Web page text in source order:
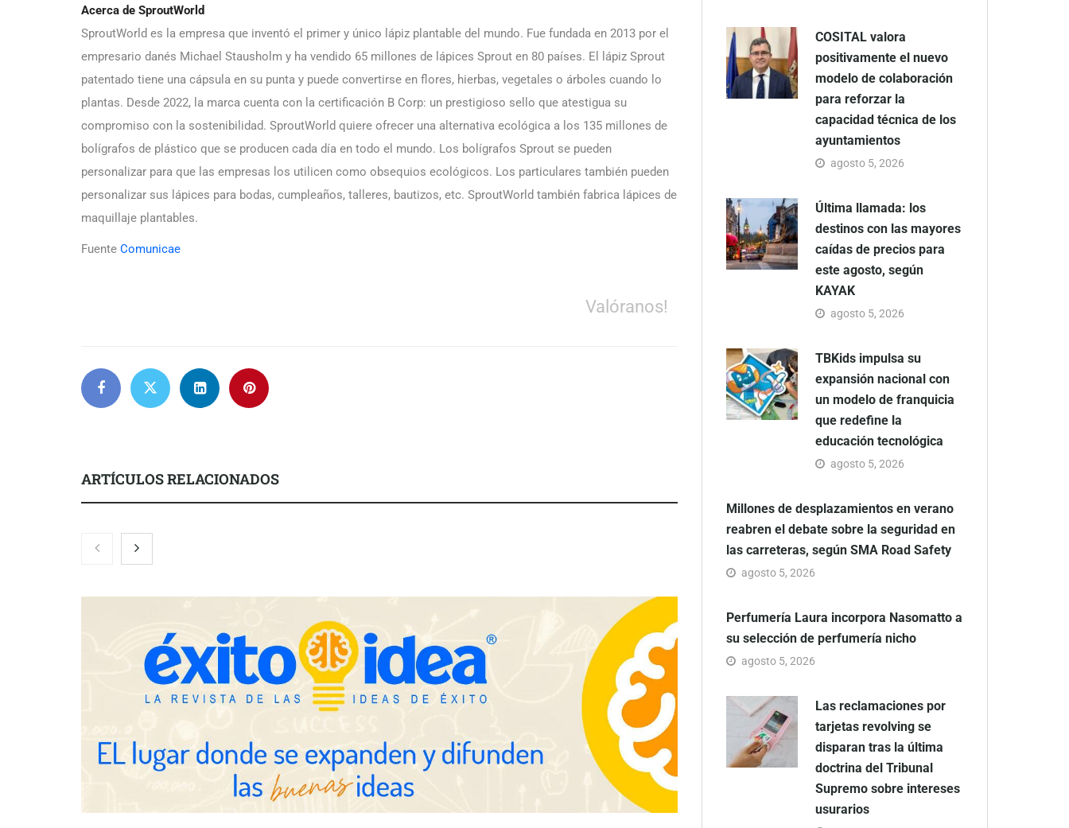
Acerca de SproutWorld
SproutWorld es la empresa que inventó el primer y único lápiz plantable del mundo. Fue fundada en 2013 por el
empresario danés Michael Stausholm y ha vendido 65 millones de lápices Sprout en 80 países. El lápiz Sprout
patentado tiene una cápsula en su punta y puede convertirse en flores, hierbas, vegetales o árboles cuando lo
plantas. Desde 2022, la marca cuenta con la certificación B Corp: un prestigioso sello que atestigua su
compromiso con la sostenibilidad. SproutWorld quiere ofrecer una alternativa ecológica a los 135 millones de
bolígrafos de plástico que se producen cada día en todo el mundo. Los bolígrafos Sprout se pueden
personalizar para que las empresas los utilicen como obsequios ecológicos. Los particulares también pueden
personalizar sus lápices para bodas, cumpleaños, talleres, bautizos, etc. SproutWorld también fabrica lápices de
maquillaje plantables.
Fuente Comunicae
Valóranos!
ARTÍCULOS RELACIONADOS
Gestoría Online reduce a unas
horas el alta de autónomo
The Factory School explica por
qué aprender herramientas de IA
ya no es suficiente para los
referencia para empresas y
Brisas del Estrecho abastece a la
hostelería de Sevilla conectando
COSITAL valora
positivamente el nuevo
modelo de colaboración
para reforzar la
capacidad técnica de los
ayuntamientos
agosto 5, 2026
Última llamada: los
destinos con las mayores
caídas de precios para
este agosto, según
KAYAK
agosto 5, 2026
TBKids impulsa su
expansión nacional con
un modelo de franquicia
que redefine la
educación tecnológica
agosto 5, 2026
Millones de desplazamientos en verano
reabren el debate sobre la seguridad en
las carreteras, según SMA Road Safety
agosto 5, 2026
Perfumería Laura incorpora Nasomatto a
su selección de perfumería nicho
agosto 5, 2026
Las reclamaciones por
tarjetas revolving se
disparan tras la última
doctrina del Tribunal
Supremo sobre intereses
usurarios